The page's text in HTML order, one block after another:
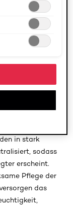
aussehen.
Gelb- und
Glanz Deep
Farbpigmente
Anwendung
in stark
sodass
erscheint.
Pflege der
das
unsere